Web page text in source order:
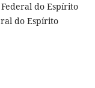
do Espírito
do Espírito